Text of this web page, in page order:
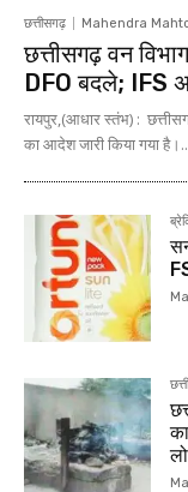
छत्तीसगढ़ Mahendra
छत्तीसगढ़ वन
DFO बदले; IFS
रायपुर,(आधार स्तंभ) :
का आदेश जारी किया गया